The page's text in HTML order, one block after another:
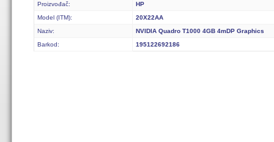
Proizvođač:
HP
Model (ITM):
20X22AA
Naziv:
NVIDIA Quadro T1000 4GB 4mDP Graphics
Barkod:
195122692186